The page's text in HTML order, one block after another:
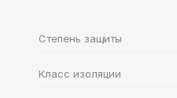
Степень защиты
Класс изоляции